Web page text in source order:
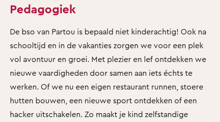
Pedagogiek
De bso van Partou is bepaald niet kinderachtig! Ook na
schooltijd en in de vakanties zorgen we voor een plek
vol avontuur en groei. Met plezier en lef ontdekken we
nieuwe vaardigheden door samen aan iets échts te
werken. Of we nu een eigen restaurant runnen, stoere
hutten bouwen, een nieuwe sport ontdekken of een
hacker uitschakelen. Zo maakt je kind zelfstandige